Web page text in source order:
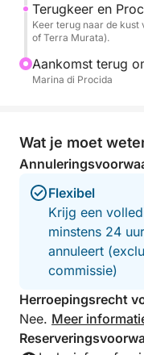
gegarandeerd aan
verfrissende
uur lang genieten
gastronomie.
BEDRAGEN €200
Terugkeer en
Keer terug naar de
of Terra Murata).
Aankomst terug
Marina di Procida
Wat je moet
Flexibel
Krijg een
minstens 24
annuleert
commissie)
Herroepingsrecht
Nee. Meer